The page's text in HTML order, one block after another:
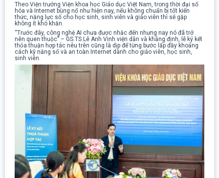
Theo Viện trưởng Viện khoa học Giáo dục Việt Nam, trong thời đại số
hóa và Internet bùng nổ như hiện nay, nếu không chuẩn bị tốt kiến
thức, năng lực số cho học sinh, sinh viên và giáo viên thì sẽ gặp
không ít khó khăn.
“Trước đây, công nghệ AI chưa được nhắc đến nhưng nay nó đã trở
nên quen thuộc” – GS.TS Lê Anh Vinh viện dẫn và khẳng định, lễ ký kết
thỏa thuận hợp tác nêu trên cũng là dịp để từng bước lấp đầy khoảng
cách kỹ năng số và an toàn Internet dành cho giáo viên, học sinh,
sinh viên.